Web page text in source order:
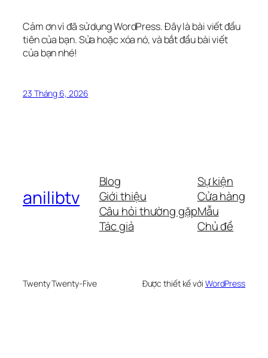
Cảm ơn vì đã sử dụng WordPress. Đây là bài viết đầu
tiên của bạn. Sửa hoặc xóa nó, và bắt đầu bài viết
của bạn nhé!
23 Tháng 6, 2026
anilibtv
Blog
Giới thiệu
Câu hỏi thường gặp
Tác giả
Sự kiện
Cửa hàng
Mẫu
Chủ đề
Twenty Twenty-Five Được thiết kế với WordPress